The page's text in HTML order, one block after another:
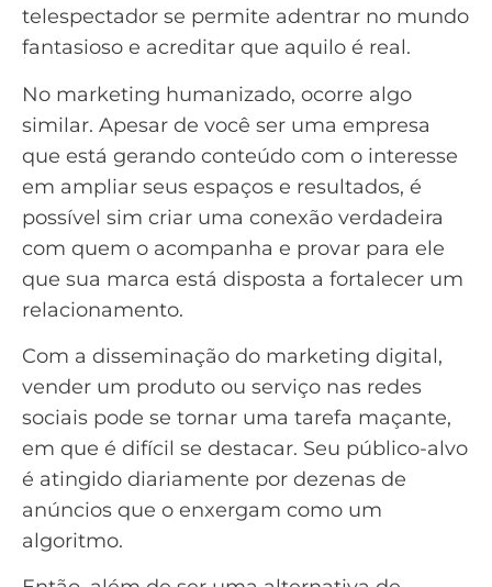
telespectador se permite adentrar no mundo
fantasioso e acreditar que aquilo é real.
No marketing humanizado, ocorre algo
similar. Apesar de você ser uma empresa
que está gerando conteúdo com o interesse
em ampliar seus espaços e resultados, é
possível sim criar uma conexão verdadeira
com quem o acompanha e provar para ele
que sua marca está disposta a fortalecer um
relacionamento.
Com a disseminação do marketing digital,
vender um produto ou serviço nas redes
sociais pode se tornar uma tarefa maçante,
em que é difícil se destacar. Seu público-alvo
é atingido diariamente por dezenas de
anúncios que o enxergam como um
algoritmo.